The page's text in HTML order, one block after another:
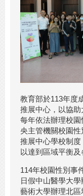
教育部於113年度
推展中心，以協
每年依法辦理校
央主管機關校園
推展中心學校制度
以達到區域平衡及
114年校園性別事
日假中山醫學大
藝術大學辦理北